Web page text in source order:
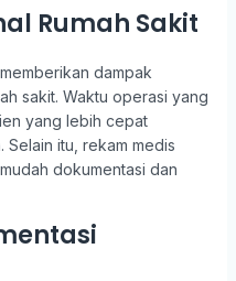
Rumah Sakit
dampak
sakit. Waktu operasi yang
yang lebih cepat
Selain itu, rekam medis
dokumentasi dan